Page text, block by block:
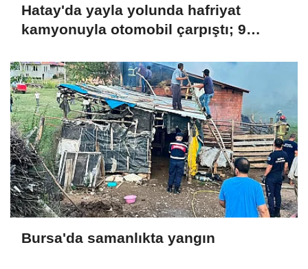
Hatay'da yayla yolunda hafriyat
kamyonuyla otomobil çarpıştı; 9
Bursa'da samanlıkta yangın